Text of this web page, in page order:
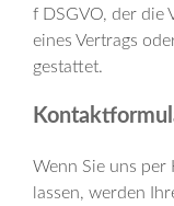
f DSGVO, der die
eines Vertrags
gestattet.
Wenn Sie uns per
lassen, werden